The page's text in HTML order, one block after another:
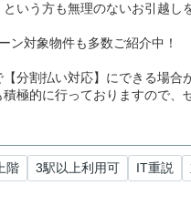
いう方も無理のないお引越し
ン対象物件も多数ご紹介中！
分割払い対応】にできる場合
極的に行っておりますので、
階 3駅以上利用可 IT重説